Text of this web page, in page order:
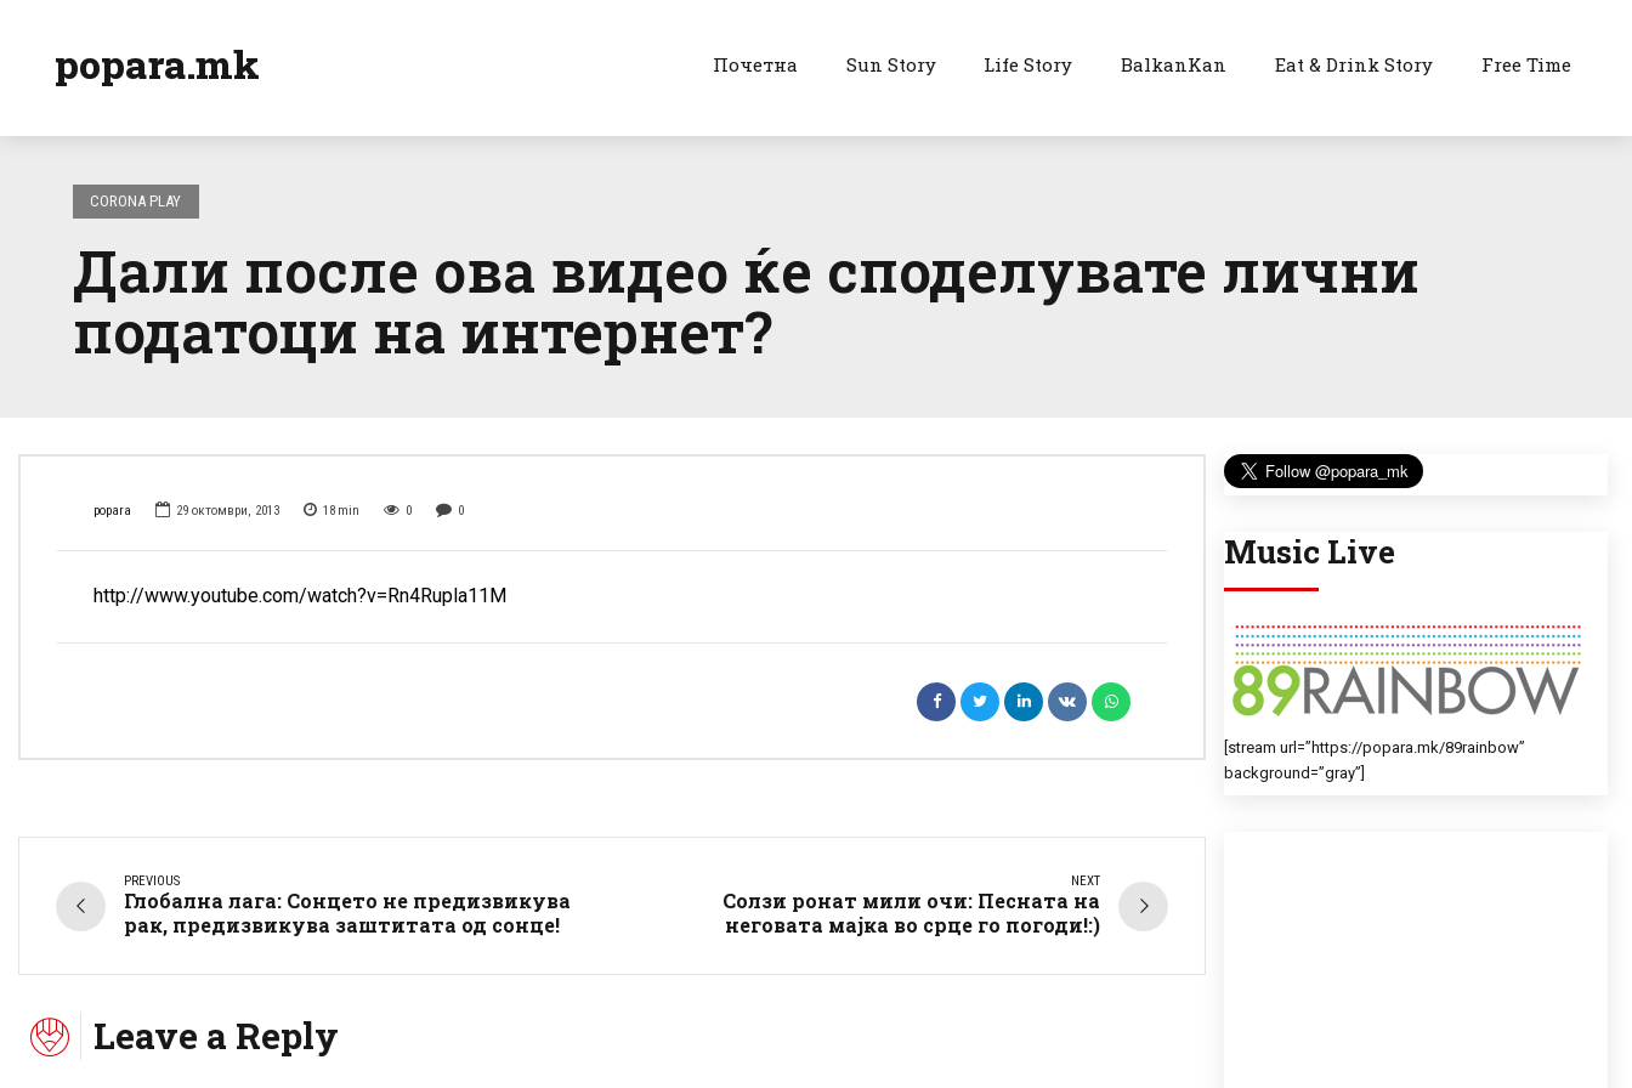
popara.mk Почетна Sun Story Life Story BalkanKan Eat & Drink Story Free Time
CORONA PLAY
Дали после ова видео ќе споделувате лични
податоци на интернет?
popara 29 октомври, 2013 18 min 0 0
http://www.youtube.com/watch?v=Rn4Rupla11M
PREVIOUS
Глобална лага: Сонцето не предизвикува
рак, предизвикува заштитата од сонце!
NEXT
Солзи ронат мили очи: Песната на
неговата мајка во срце го погоди!:)
Leave a Reply
Music Live
[stream url=”https://popara.mk/89rainbow”
background=”gray”]